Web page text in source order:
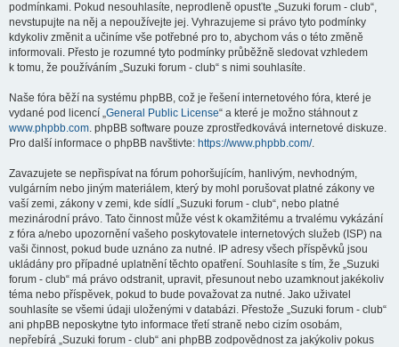
podmínkami. Pokud nesouhlasíte, neprodleně opusťte „Suzuki forum - club“,
nevstupujte na něj a nepoužívejte jej. Vyhrazujeme si právo tyto podmínky
kdykoliv změnit a učiníme vše potřebné pro to, abychom vás o této změně
informovali. Přesto je rozumné tyto podmínky průběžně sledovat vzhledem
k tomu, že používáním „Suzuki forum - club“ s nimi souhlasíte.
Naše fóra běží na systému phpBB, což je řešení internetového fóra, které je
vydané pod licencí „General Public License“ a které je možno stáhnout z
www.phpbb.com. phpBB software pouze zprostředkovává internetové diskuze.
Pro další informace o phpBB navštivte: https://www.phpbb.com/.
Zavazujete se nepřispívat na fórum pohoršujícím, hanlivým, nevhodným,
vulgárním nebo jiným materiálem, který by mohl porušovat platné zákony ve
vaší zemi, zákony v zemi, kde sídlí „Suzuki forum - club“, nebo platné
mezinárodní právo. Tato činnost může vést k okamžitému a trvalému vykázání
z fóra a/nebo upozornění vašeho poskytovatele internetových služeb (ISP) na
vaši činnost, pokud bude uznáno za nutné. IP adresy všech příspěvků jsou
ukládány pro případné uplatnění těchto opatření. Souhlasíte s tím, že „Suzuki
forum - club“ má právo odstranit, upravit, přesunout nebo uzamknout jakékoliv
téma nebo příspěvek, pokud to bude považovat za nutné. Jako uživatel
souhlasíte se všemi údaji uloženými v databázi. Přestože „Suzuki forum - club“
ani phpBB neposkytne tyto informace třetí straně nebo cizím osobám,
nepřebírá „Suzuki forum - club“ ani phpBB zodpovědnost za jakýkoliv pokus